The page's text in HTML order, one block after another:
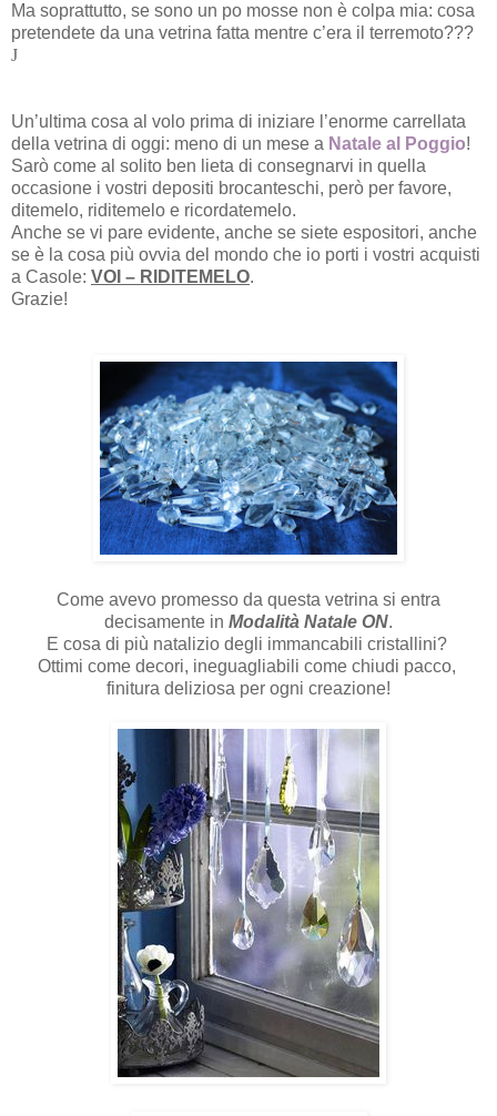
Ma soprattutto, se sono un po mosse non è colpa mia: cosa
pretendete da una vetrina fatta mentre c’era il terremoto???
J
Un’ultima cosa al volo prima di iniziare l’enorme carrellata
della vetrina di oggi: meno di un mese a Natale al Poggio!
Sarò come al solito ben lieta di consegnarvi in quella
occasione i vostri depositi brocanteschi, però per favore,
ditemelo, riditemelo e ricordatemelo.
Anche se vi pare evidente, anche se siete espositori, anche
se è la cosa più ovvia del mondo che io porti i vostri acquisti
a Casole: VOI – RIDITEMELO.
Grazie!
Come avevo promesso da questa vetrina si entra
decisamente in Modalità Natale ON.
E cosa di più natalizio degli immancabili cristallini?
Ottimi come decori, ineguagliabili come chiudi pacco,
finitura deliziosa per ogni creazione!